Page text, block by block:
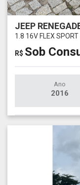
JEEP
1.8 16V FLEX
R$ Sob
Ano
2016